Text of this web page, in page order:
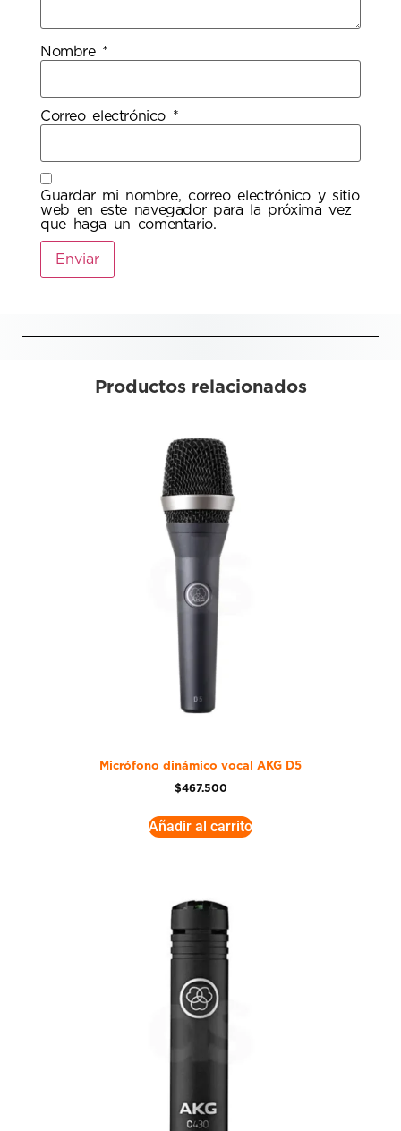
Nombre *
Correo electrónico *
Guardar mi nombre, correo electrónico y sitio
web en este navegador para la próxima vez
que haga un comentario.
Productos relacionados
Micrófono dinámico vocal AKG D5
$467.500
Añadir al carrito